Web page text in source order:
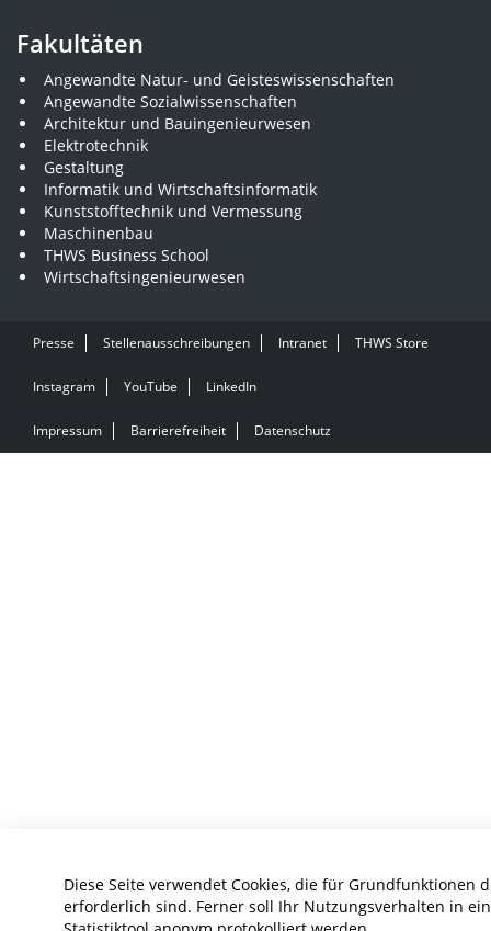
Diese Seite verwendet Cookies, die für Grundfunktionen
erforderlich sind. Ferner soll Ihr Nutzungsverhalten in
Fakultäten
Angewandte Natur- und Geisteswissenschaften
Angewandte Sozialwissenschaften
Architektur und Bauingenieurwesen
Elektrotechnik
Gestaltung
Informatik und Wirtschaftsinformatik
Kunststofftechnik und Vermessung
Maschinenbau
THWS Business School
Wirtschaftsingenieurwesen
Presse Stellenausschreibungen Intranet THWS Store
Instagram YouTube LinkedIn
Impressum Barrierefreiheit Datenschutz